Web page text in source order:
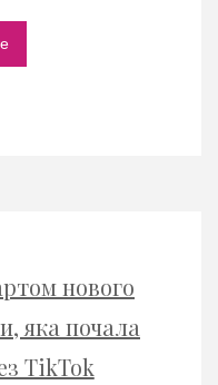
нового
яка почала
TikTok